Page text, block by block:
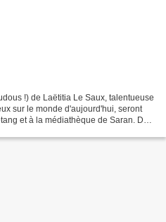
!) de Laëtitia Le Saux, talentueuse
sur le monde d'aujourd'hui, seront
et à la médiathèque de Saran. Dès